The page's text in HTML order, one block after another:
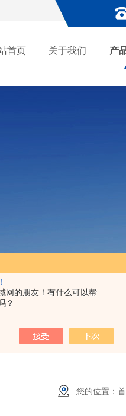
网的朋友！有什么可以帮
？
首页 关于我们 产
仪 X射线源 微焦CT无损检测仪器
您的位置：